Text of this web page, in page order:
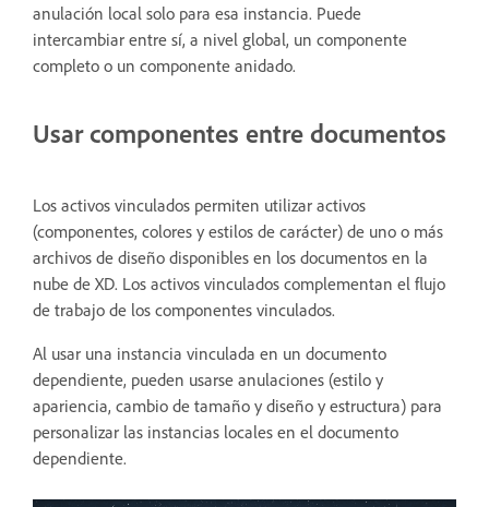
anulación local solo para esa instancia. Puede
intercambiar entre sí, a nivel global, un componente
completo o un componente anidado.
Usar componentes entre documentos
Los activos vinculados permiten utilizar activos
(componentes, colores y estilos de carácter) de uno o más
archivos de diseño disponibles en los documentos en la
nube de XD. Los activos vinculados complementan el flujo
de trabajo de los componentes vinculados.
Al usar una instancia vinculada en un documento
dependiente, pueden usarse anulaciones (estilo y
apariencia, cambio de tamaño y diseño y estructura) para
personalizar las instancias locales en el documento
dependiente.